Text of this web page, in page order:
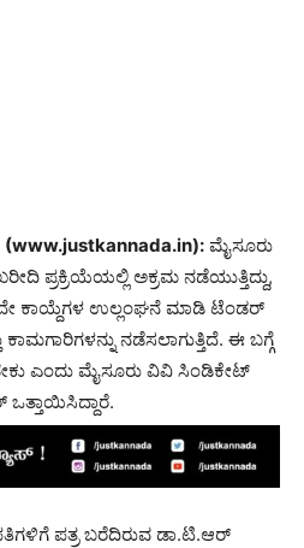
(www.justkannada.in): ಮೈಸೂರು
ಪ್ರಕ್ರಿಯೆಯಲ್ಲಿ ಅಕ್ರಮ ನಡೆಯುತ್ತಿದ್ದು,
ಕಾಯ್ದೆಗಳ ಉಲ್ಲಂಘನೆ ಮಾಡಿ ಟೆಂಡರ್
ನಡೆಸಲಾಗುತ್ತಿದೆ. ಈ ಬಗ್ಗೆ
ಎಂದು ಮೈಸೂರು ವಿವಿ ಸಿಂಡಿಕೇಟ್
ಪತ್ರ ಬರೆದಿರುವ ಡಾ.ಟಿ.ಆರ್